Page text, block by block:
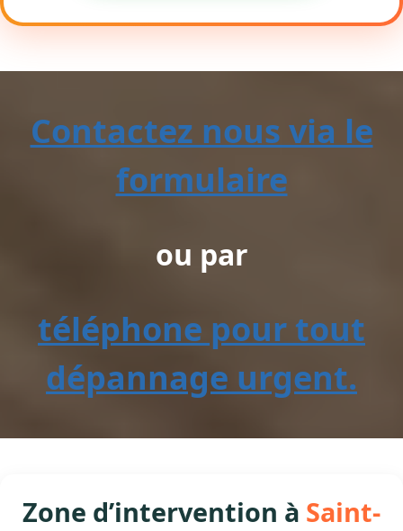
Contactez nous via le
formulaire
ou par
téléphone pour tout
dépannage urgent.
Zone d’intervention à Saint-